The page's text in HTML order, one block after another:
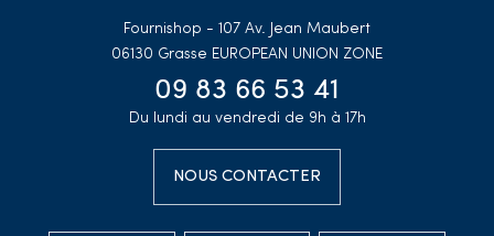
Fournishop - 107 Av. Jean Maubert
06130 Grasse EUROPEAN UNION ZONE
09 83 66 53 41
Du lundi au vendredi de 9h à 17h
NOUS CONTACTER